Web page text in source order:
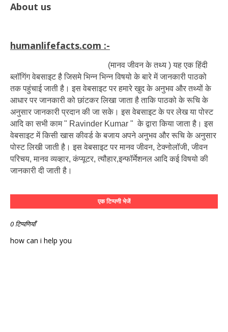
About us
humanlifefacts.com :-
(मानव जीवन के तथ्य ) यह एक हिंदी
ब्लॉगिंग वेबसाइट है जिसमे भिन्न भिन्न विषयो के बारे में जानकारी पाठको
तक पहुंचाई जाती है। इस वेबसाइट पर हमारे खुद के अनुभव और तथ्यों के
आधार पर जानकारी को छांटकर लिखा जाता है ताकि पाठको के रूचि के
अनुसार जानकारी प्रदान की जा सके। इस वेबसाइट के पर लेख या पोस्ट
आदि का सभी काम " Ravinder Kumar " के द्वारा किया जाता है। इस
वेबसाइट में किसी खास कीवर्ड के बजाय अपने अनुभव और रूचि के अनुसार
पोस्ट लिखी जाती है। इस वेबसाइट पर मानव जीवन, टेक्नोलॉजी, जीवन
परिचय, मानव व्यव्हार, कंप्यूटर, त्यौहार,इन्फॉर्मेशनल आदि कई विषयो की
जानकारी दी जाती है।
एक टिप्पणी भेजें
0 टिप्पणियाँ
how can i help you